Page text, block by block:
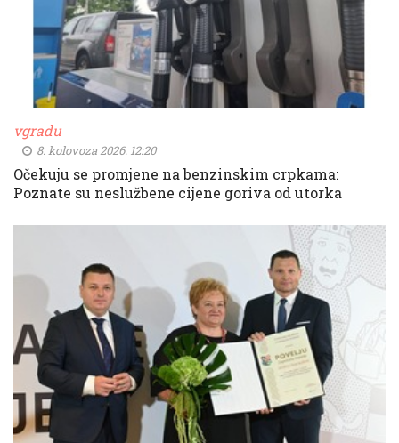
vgradu
8. kolovoza 2026. 12:20
Očekuju se promjene na benzinskim crpkama:
Poznate su neslužbene cijene goriva od utorka